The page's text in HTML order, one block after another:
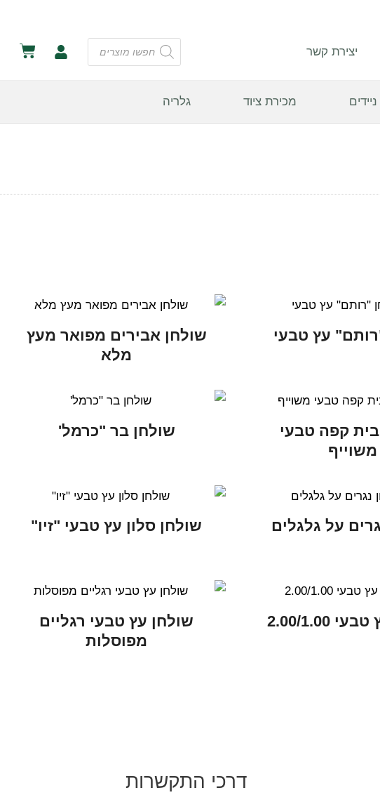
יצירת קשר
מכירת ציוד גלריה
עץ טבעי
שולחן אבירים מפואר מעץ
מלא
קפה טבעי
משוייף
שולחן בר "כרמל'
על גלגלים שולחן סלון עץ טבעי "זיו"
2.00/1.00
שולחן עץ טבעי רגליים
מפוסלות
דרכי התקשרות